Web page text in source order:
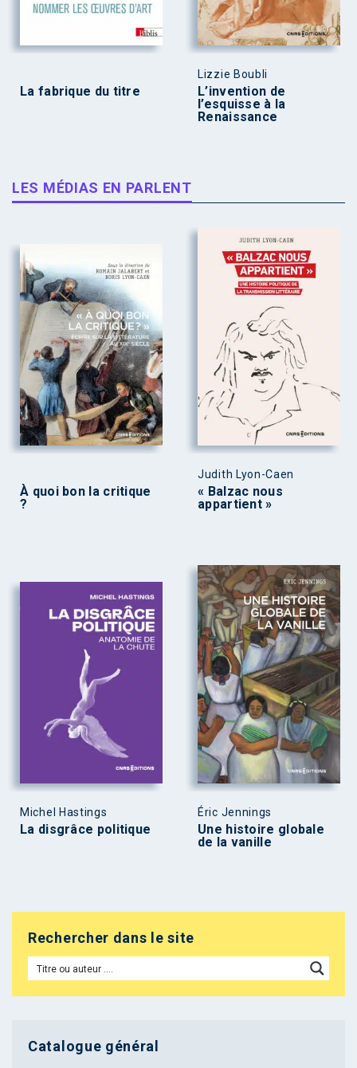
La fabrique du titre
Lizzie Boubli
L’invention de
l’esquisse à la
Renaissance
LES MÉDIAS EN PARLENT
À quoi bon la critique
?
Judith Lyon-Caen
« Balzac nous
appartient »
Michel Hastings
La disgrâce politique
Éric Jennings
Une histoire globale
de la vanille
Rechercher dans le site
Catalogue général